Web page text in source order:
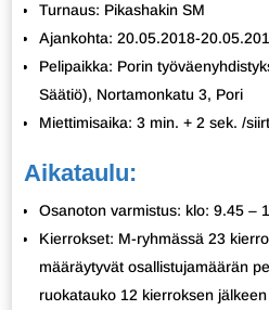
Turnaus: Pikashakin SM
Ajankohta: 20.05.2018-
Pelipaikka: Porin
Säätiö), Nortamonkatu 3, Pori
Miettimisaika: 3 min. + 2 sek. /
Aikataulu:
Osanoton varmistus: klo: 9.45 –
Kierrokset: M-ryhmässä 23
määräytyvät osallistujamäärän
ruokatauko 12 kierroksen jälkeen